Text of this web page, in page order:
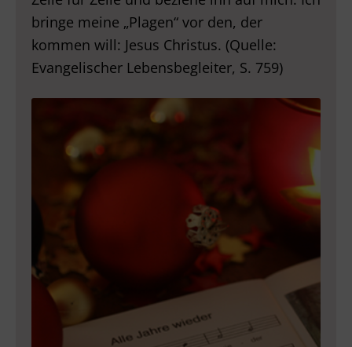
bringe meine „Plagen“ vor den, der
kommen will: Jesus Christus. (Quelle:
Evangelischer Lebensbegleiter, S. 759)